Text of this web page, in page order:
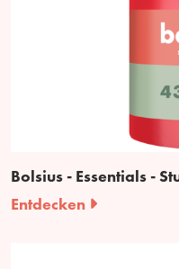
Bolsius - Essentials -
Entdecken